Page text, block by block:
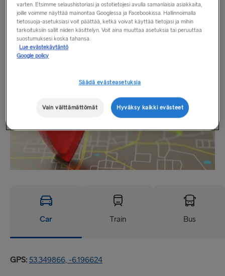
maanantai–sunnuntai: klo 5.30–2.30
Sijainti
Car Train Bus
GPS: 53.349866, -6.196624
varten. Etsimme selaushistoriasi ja ostotietojesi avulla samanlaisia asiakkaita,
joille voimme näyttää mainontaa Googlessa ja Facebookissa. Hallinnoimalla
tietosuoja-asetuksiasi voit päättää, ketkä voivat käyttää tietojasi ja mihin
tarkoituksiin sallit niiden käsittelyn. Voit aina muuttaa asetuksia tai peruuttaa
suostumuksesi koska tahansa.
Lue evästekäytäntö
Google policy
Säädä evästeasetuksia
Vain välttämättömät Hyväksy kaikki evästeet